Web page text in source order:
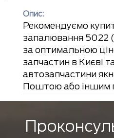
Опис:
Рекомендуємо
запалювання
за оптимальною
запчастин в Києві
автозапчастини
Поштою або іншим